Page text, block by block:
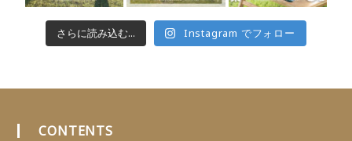
さらに読み込む... Instagram でフォロー
CONTENTS